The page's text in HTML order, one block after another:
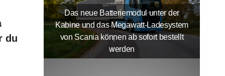
du
Das neue Batteriemodul unter der
Kabine und das Megawatt-Ladesystem
von Scania können ab sofort bestellt
werden